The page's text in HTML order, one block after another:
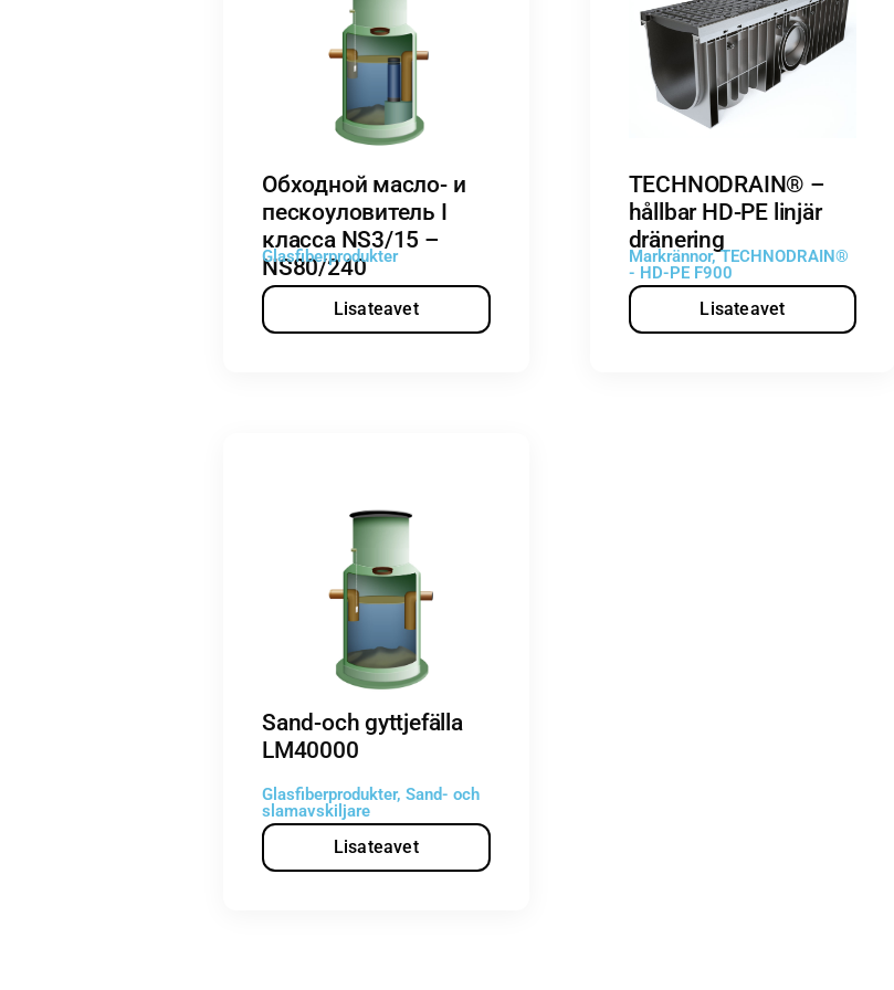
Обходной масло- и
пескоуловитель I
класса NS3/15 –
NS80/240
Glasfiberprodukter
Lisateavet
TECHNODRAIN® –
hållbar HD-PE linjär
dränering
Markrännor,TECHNODRAIN®
- HD-PE F900
Lisateavet
Sand-och gyttjefälla
LM40000
Glasfiberprodukter, Sand- och
slamavskiljare
Lisateavet